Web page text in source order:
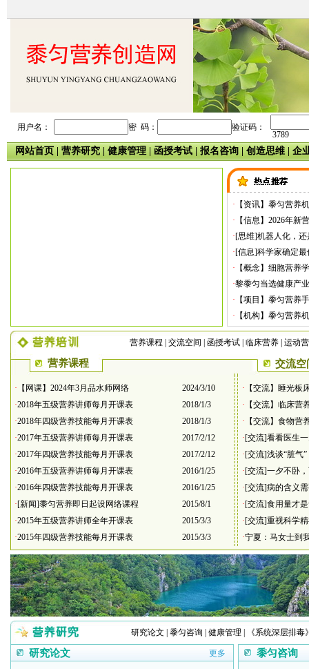
用户名： 密 码： 验证码：
3789
网站首页 营养研究 健康管理 函授考试 报名咨询 创造思维| 企
· 【资讯】黍匀营养
· 【信息】2026年新
·[思维]机器人化，
·[信息]科学家确定
· 【概念】细胞营养学
·黎黍匀当选健康产
· 【项目】黍匀营养
· 【机构】黍匀营养
营养课程 交流空间 函授考试 临床营养 运动
营养课程 交流空
· 【网课】2024年3月品水师网络
2024/3/10
·2018年五级营养讲师每月开课表
2018/1/3
·2018年四级营养技能每月开课表
2018/1/3
·2017年五级营养讲师每月开课表
2017/2/12
·2017年四级营养技能每月开课表
2017/2/12
·2016年五级营养讲师每月开课表
2016/1/25
·2016年四级营养技能每月开课表
2016/1/25
·[新闻]黍匀营养即日起设网络课程
2015/8/1
·2015年五级营养讲师全年开课表
2015/3/3
·2015年四级营养技能每月开课表 2015/3/3
· 【交流】睡光板
· 【交流】临床营
· 【交流】食物营
·[交流]看看医生
·[交流]浅谈“脏气
·[交流]一夕不卧
·[交流]病的含义
·[交流]食用量才
·[交流]重视科学
·宁夏：马女士到
研究论文 黍匀咨询 健康管理 《系统深层排毒
研究论文 更多 黍匀咨询